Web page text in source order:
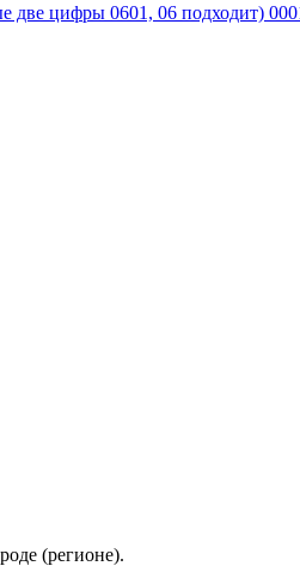
цифры 0601, 06 подходит)
(регионе).